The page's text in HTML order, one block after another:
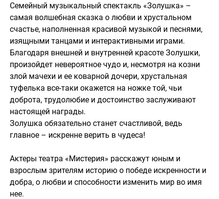
Семейный музыкальный спектакль «Золушка» –
самая волшебная сказка о любви и хрустальном
счастье, наполненная красивой музыкой и песнями,
изящными танцами и интерактивными играми.
Благодаря внешней и внутренней красоте Золушки,
произойдет невероятное чудо и, несмотря на козни
злой мачехи и ее коварной дочери, хрустальная
туфелька все-таки окажется на ножке той, чьи
доброта, трудолюбие и достоинство заслуживают
настоящей награды.
Золушка обязательно станет счастливой, ведь
главное – искренне верить в чудеса!
Актеры театра «Мистерия» расскажут юным и
взрослым зрителям историю о победе искренности и
добра, о любви и способности изменить мир во имя
нее.